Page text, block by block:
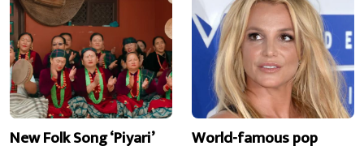
New Folk Song ‘Piyari’
World-famous pop